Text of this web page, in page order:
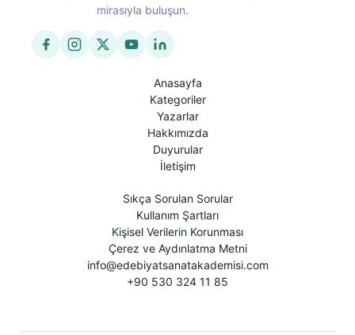
mirasıyla buluşun.
Anasayfa
Kategoriler
Yazarlar
Hakkımızda
Duyurular
İletişim
Sıkça Sorulan Sorular
Kullanım Şartları
Kişisel Verilerin Korunması
Çerez ve Aydınlatma Metni
info@edebiyatsanatakademisi.com
+90 530 324 11 85